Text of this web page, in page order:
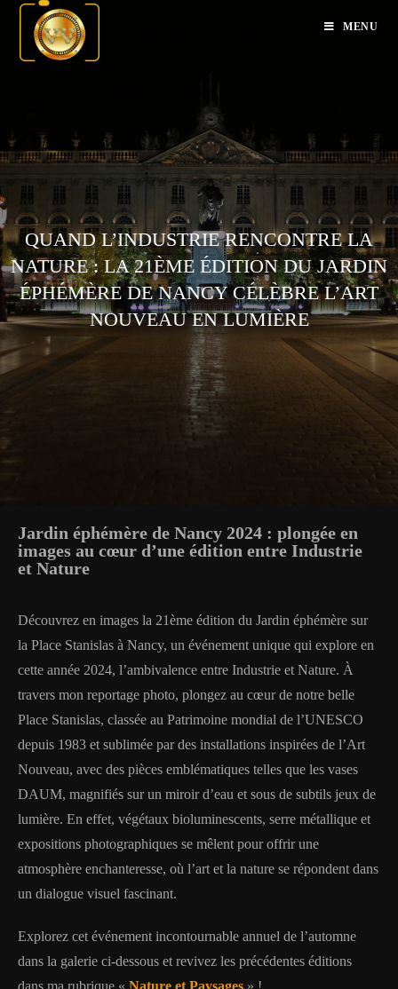
MENU
QUAND L’INDUSTRIE RENCONTRE LA
NATURE : LA 21ÈME ÉDITION DU JARDIN
ÉPHÉMÈRE DE NANCY CÉLÈBRE L’ART
NOUVEAU EN LUMIÈRE
Jardin éphémère de Nancy 2024 : plongée en
images au cœur d’une édition entre Industrie
et Nature
Découvrez en images la 21ème édition du Jardin éphémère sur
la Place Stanislas à Nancy, un événement unique qui explore en
cette année 2024, l’ambivalence entre Industrie et Nature. À
travers mon reportage photo, plongez au cœur de notre belle
Place Stanislas, classée au Patrimoine mondial de l’UNESCO
depuis 1983 et sublimée par des installations inspirées de l’Art
Nouveau, avec des pièces emblématiques telles que les vases
DAUM, magnifiés sur un miroir d’eau et sous de subtils jeux de
lumière. En effet, végétaux bioluminescents, serre métallique et
expositions photographiques se mêlent pour offrir une
atmosphère enchanteresse, où l’art et la nature se répondent dans
un dialogue visuel fascinant.
Explorez cet événement incontournable annuel de l’automne
dans la galerie ci-dessous et revivez les précédentes éditions
dans ma rubrique « Nature et Paysages » !